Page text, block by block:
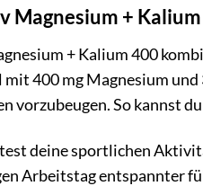
Magnesium +
+ Kalium 400
400 mg Magnesium
vorzubeugen. So kannst
deine sportlichen
Arbeitstag entspannter